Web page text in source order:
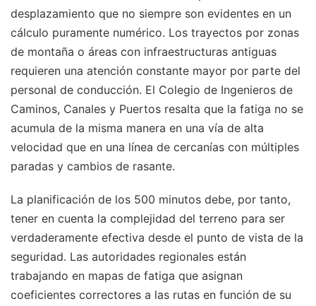
desplazamiento que no siempre son evidentes en un
cálculo puramente numérico. Los trayectos por zonas
de montaña o áreas con infraestructuras antiguas
requieren una atención constante mayor por parte del
personal de conducción. El Colegio de Ingenieros de
Caminos, Canales y Puertos resalta que la fatiga no se
acumula de la misma manera en una vía de alta
velocidad que en una línea de cercanías con múltiples
paradas y cambios de rasante.
La planificación de los 500 minutos debe, por tanto,
tener en cuenta la complejidad del terreno para ser
verdaderamente efectiva desde el punto de vista de la
seguridad. Las autoridades regionales están
trabajando en mapas de fatiga que asignan
coeficientes correctores a las rutas en función de su